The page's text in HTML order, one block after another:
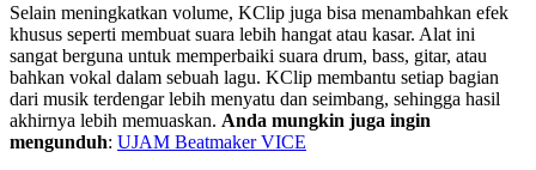
Selain meningkatkan volume, KClip juga bisa menambahkan efek
khusus seperti membuat suara lebih hangat atau kasar. Alat ini
sangat berguna untuk memperbaiki suara drum, bass, gitar, atau
bahkan vokal dalam sebuah lagu. KClip membantu setiap bagian
dari musik terdengar lebih menyatu dan seimbang, sehingga hasil
akhirnya lebih memuaskan. Anda mungkin juga ingin
mengunduh: UJAM Beatmaker VICE